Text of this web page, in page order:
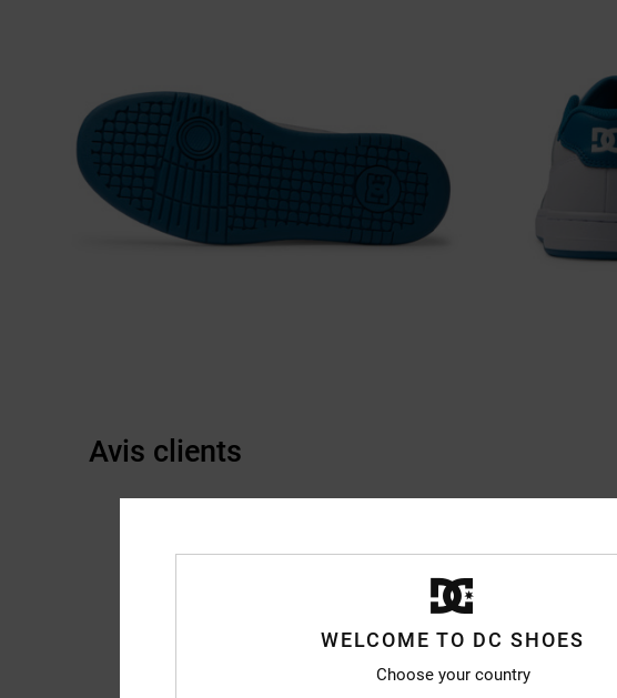
Avis clients
WELCOME TO DC SHOES
Choose your country